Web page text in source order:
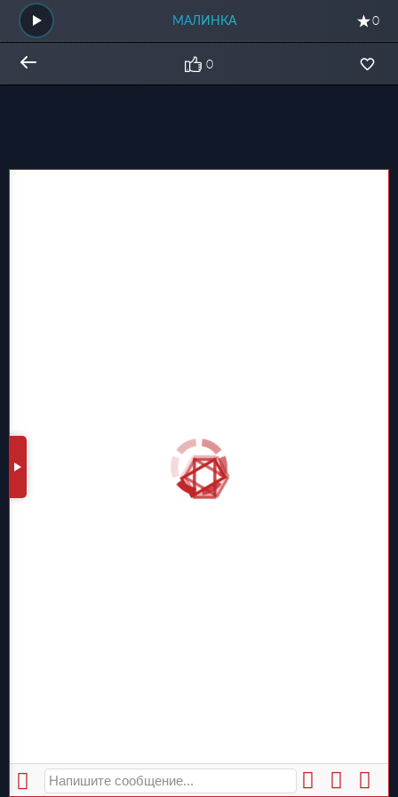
МАЛИНКА 0
0